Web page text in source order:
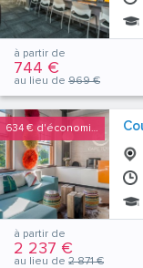
à partir de
744 €
au lieu de 969 €
634 € d'économies
à partir de
2 237 €
au lieu de 2 871 €